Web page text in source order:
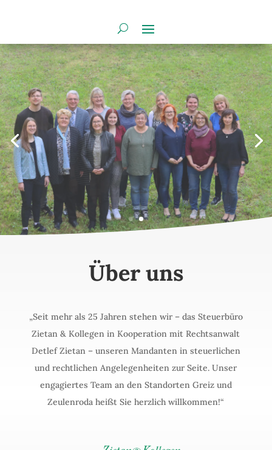
Über uns
„Seit mehr als 25 Jahren stehen wir – das Steuerbüro
Zietan & Kollegen in Kooperation mit Rechtsanwalt
Detlef Zietan – unseren Mandanten in steuerlichen
und rechtlichen Angelegenheiten zur Seite. Unser
engagiertes Team an den Standorten Greiz und
Zeulenroda heißt Sie herzlich willkommen!“